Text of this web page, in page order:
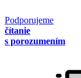
Podporujeme
čítanie
s porozumením